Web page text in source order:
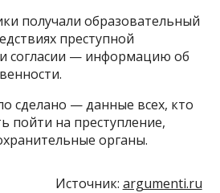
получали образовательный
преступной
согласии — информацию об
сделано — данные всех, кто
пойти на преступление,
органы.
Источник: argumenti.ru